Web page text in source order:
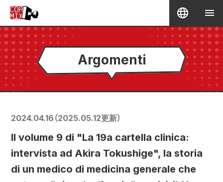
Argomenti
2024.04.16 （2025.05.12更新）
Il volume 9 di "La 19a cartella clinica:
intervista ad Akira Tokushige", la storia
di un medico di medicina generale che